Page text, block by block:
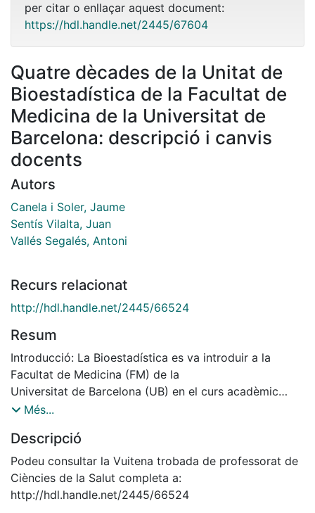
per citar o enllaçar aquest document:
https://hdl.handle.net/2445/67604
Quatre dècades de la Unitat de
Bioestadística de la Facultat de
Medicina de la Universitat de
Barcelona: descripció i canvis
docents
Autors
Canela i Soler, Jaume
Sentís Vilalta, Juan
Vallés Segalés, Antoni
Recurs relacionat
http://hdl.handle.net/2445/66524
Resum
Introducció: La Bioestadística es va introduir a la
Facultat de Medicina (FM) de la
Universitat de Barcelona (UB) en el curs acadèmic
1973-74 en el nou pla d’estudis que
produït diferents canvis en la
docència d’aquesta disciplina científica.
Objectius: Descriure i avaluar els canvis docents en les
4 dècades de la introducció de
Més...
Descripció
Podeu consultar la Vuitena trobada de professorat de
Ciències de la Salut completa a:
http://hdl.handle.net/2445/66524